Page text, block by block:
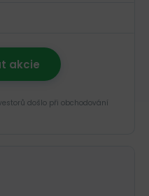
akcie
došlo při obchodování